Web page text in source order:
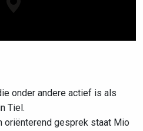
Leaflet|©OpenStreetMap contributors
onder andere actief is als
Tiel.
oriënterend gesprek staat Mio